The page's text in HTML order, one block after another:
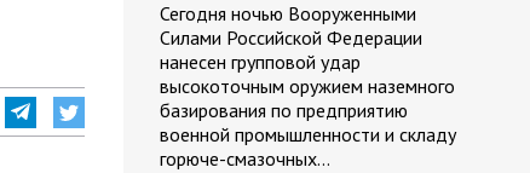
Сегодня ночью Вооруженными
Силами Российской Федерации
нанесен групповой удар
высокоточным оружием наземного
базирования по предприятию
военной промышленности и складу
горюче-смазочных…